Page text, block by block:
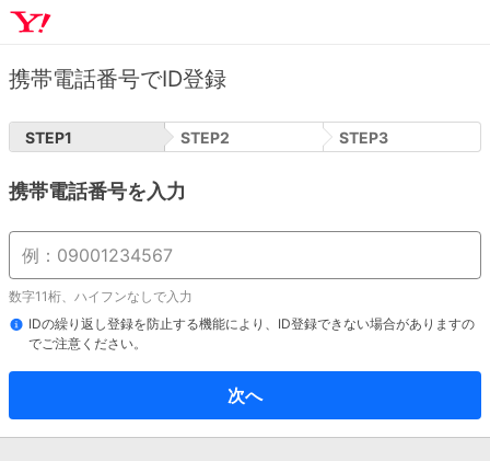
携帯電話番号でID登録
STEP1 STEP2 STEP3
携帯電話番号を入力
数字11桁、ハイフンなしで入力
IDの繰り返し登録を防止する機能により、ID登録できない場合がありますの
でご注意ください。
次へ